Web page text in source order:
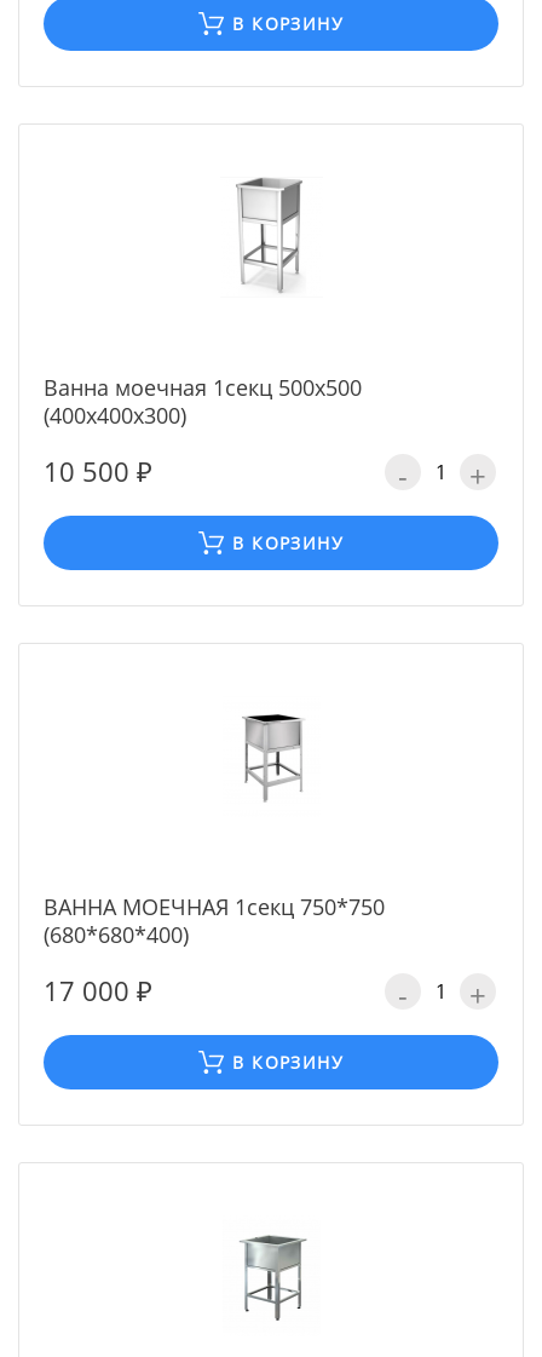
В КОРЗИНУ
Ванна моечная 1секц 500х500
(400х400х300)
10 500 ₽ - +
В КОРЗИНУ
ВАННА МОЕЧНАЯ 1секц 750*750
(680*680*400)
17 000 ₽ - +
В КОРЗИНУ